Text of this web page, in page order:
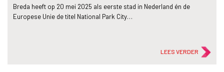
Breda heeft op 20 mei 2025 als eerste stad in Nederland én de
Europese Unie de titel National Park City…
LEES VERDER